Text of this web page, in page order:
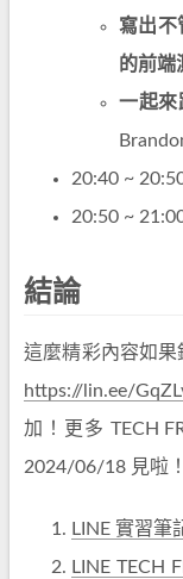
寫出不
的前端
一起來
20:40 ~
20:50 ~
結論
這麼精彩內容如
https://lin.ee/
加！更多 TECH
2024/06/18 見啦！
LINE 實習筆
LINE TECH